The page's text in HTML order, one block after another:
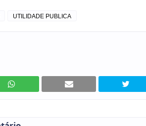
UTILIDADE PUBLICA